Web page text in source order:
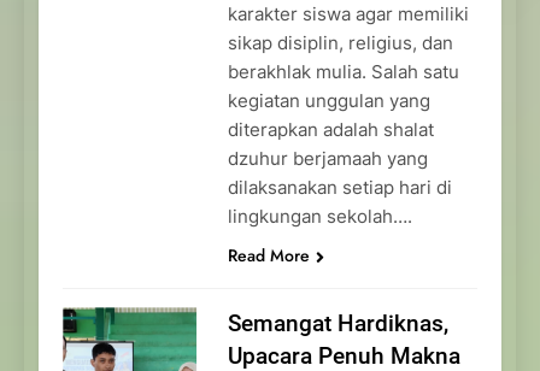
karakter siswa agar memiliki
sikap disiplin, religius, dan
berakhlak mulia. Salah satu
kegiatan unggulan yang
diterapkan adalah shalat
dzuhur berjamaah yang
dilaksanakan setiap hari di
lingkungan sekolah….
Read More
Semangat Hardiknas,
Upacara Penuh Makna